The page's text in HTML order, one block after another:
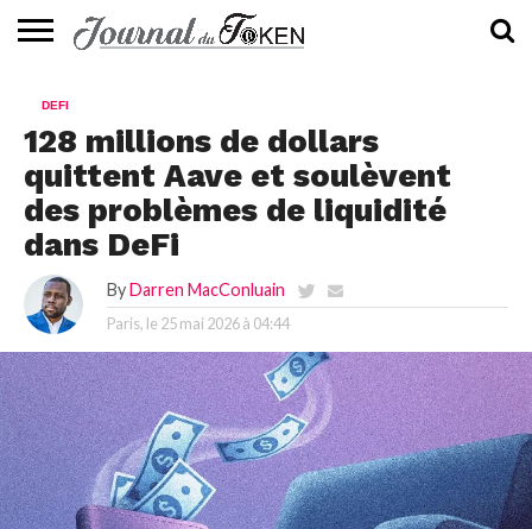
📰
EVALUATION
GUIDE
TENDANCES
À
CONTACTEZ-
DEFI
128 millions de dollars
quittent Aave et soulèvent
des problèmes de liquidité
dans DeFi
By Darren MacConluain
Paris, le 25 mai 2026 à 04:44